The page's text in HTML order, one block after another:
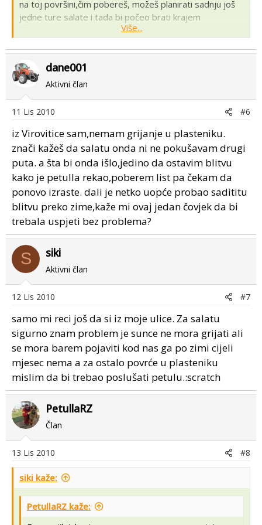
na toj površini,čim pobereš, možeš planirati sadnju još
jedne ture salate i tada bi počeo brati krajem
Ako dozvolite samo jedanu malu primjedbu ne znam
odakle je dane 001 ali ako je iz kontinentalnog dijela
drugi turnus salate mu neće uspjeti govorim iz vlastitog
iskustva i iskustva onih koji u mom kraju pokušavaju
dobiti drugu berbu. Zbog toga što trći mjesec kod nas
zna biti jako hladan i pored toga što salata može
podnijeti hladnoću barem dvije trećine nasada
propadne normalno osim ako nema grijanje.:scratch
Više...
dane001
Aktivni član
11 Lis 2010 #6
iz Virovitice sam,nemam grijanje u plasteniku.
znači kažeš da salatu onda ni ne pokušavam drugi
puta. a šta bi onda išlo,jedino da ostavim blitvu
kako je petulla rekao,poberem list pa čekam da
ponovo izraste. dali je netko uopće probao sadititu
blitvu preko zime,kaže mi ovaj jedan čovjek da bi
trebala uspjeti bez problema?
S siki
Aktivni član
12 Lis 2010 #7
samo mi reci još da si iz moje ulice. Za salatu
sigurno znam problem je sunce ne mora grijati ali
se mora barem pojaviti kod nas ga po zimi cijeli
mjesec nema a za ostalo povrće u plasteniku
mislim da bi trebao poslušati petulu.:scratch
PetullaRZ
Član
13 Lis 2010 #8
siki kaže:
PetullaRZ kaže: